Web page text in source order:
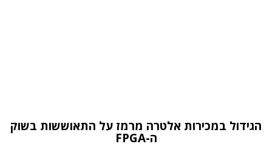
הגידול במכירות אלטרה מרמז על התאוששות בשוק
ה-FPGA